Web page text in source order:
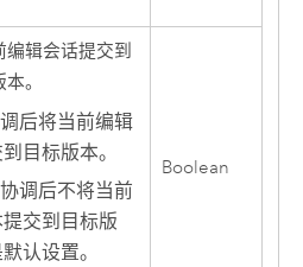
编辑会话提交到
。
后将当前编辑
目标版本。
调后不将当前
交到目标版
认设置。
Boolean